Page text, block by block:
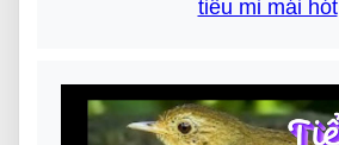
tiểu mi mái hót